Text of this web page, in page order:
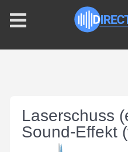
Laserschuss
Sound-Effekt